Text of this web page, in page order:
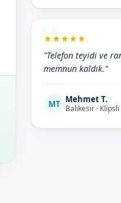
"Telefon teyidi ve
memnun kaldık."
MT Mehmet T.
Balıkesir ·